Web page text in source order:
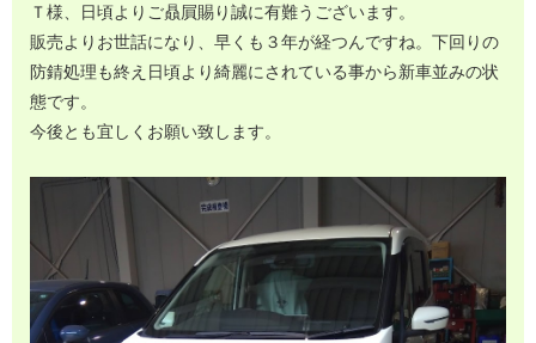
Ｔ様、日頃よりご贔屓賜り誠に有難うございます。
販売よりお世話になり、早くも３年が経つんですね。下回りの
防錆処理も終え日頃より綺麗にされている事から新車並みの状
態です。
今後とも宜しくお願い致します。